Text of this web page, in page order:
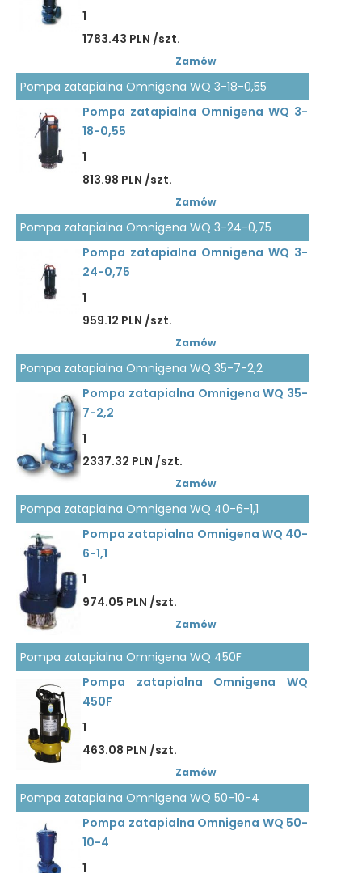
1
1783.43 PLN /szt.
Zamów
Pompa zatapialna Omnigena WQ 3-18-0,55
Pompa zatapialna Omnigena WQ 3-
18-0,55
1
813.98 PLN /szt.
Zamów
Pompa zatapialna Omnigena WQ 3-24-0,75
Pompa zatapialna Omnigena WQ 3-
24-0,75
1
959.12 PLN /szt.
Zamów
Pompa zatapialna Omnigena WQ 35-7-2,2
Pompa zatapialna Omnigena WQ 35-
7-2,2
1
2337.32 PLN /szt.
Zamów
Pompa zatapialna Omnigena WQ 40-6-1,1
Pompa zatapialna Omnigena WQ 40-
6-1,1
1
974.05 PLN /szt.
Zamów
Pompa zatapialna Omnigena WQ 450F
Pompa zatapialna Omnigena WQ
450F
1
463.08 PLN /szt.
Zamów
Pompa zatapialna Omnigena WQ 50-10-4
Pompa zatapialna Omnigena WQ 50-
10-4
1